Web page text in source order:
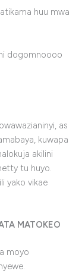
huu mwa
dogomnoooo
as
kuwapa
akilini
tu huyo.
yako vikae
MATOKEO
moyo